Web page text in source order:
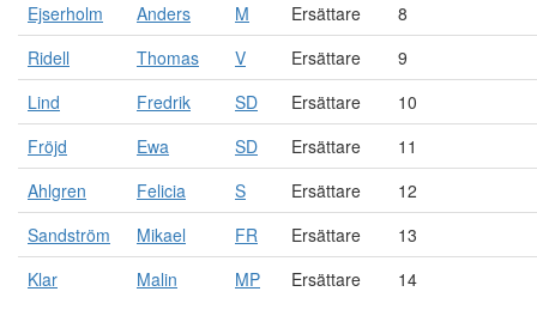
Ejserholm
Anders M Ersättare
8
Ridell
Thomas V Ersättare
9
Lind
Fredrik SD Ersättare
10
Fröjd
Ewa SD Ersättare
11
Ahlgren
Felicia S Ersättare
12
Sandström
Mikael FR Ersättare
13
Klar
Malin MP Ersättare 14